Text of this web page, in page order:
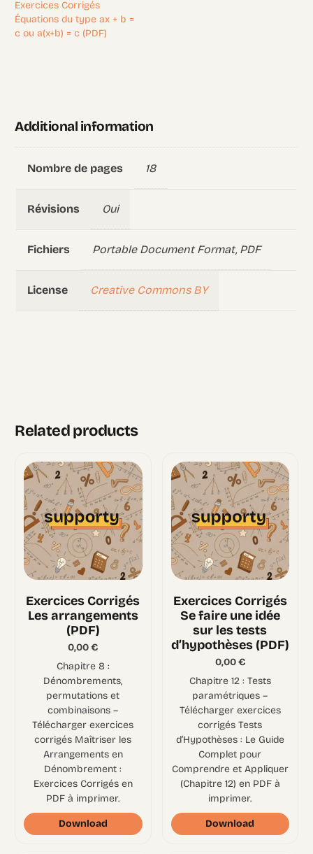
Exercices Corrigés
Équations du type ax + b =
c ou a(x+b) = c (PDF)
Additional information
Nombre de pages 18
Révisions Oui
Fichiers Portable Document Format, PDF
License Creative Commons BY
Related products
Exercices Corrigés
Les arrangements
(PDF)
0,00€
Chapitre 8 :
Dénombrements,
permutations et
combinaisons –
Télécharger exercices
corrigés Maîtriser les
Arrangements en
Dénombrement :
Exercices Corrigés en
PDF à imprimer.
Download
Exercices Corrigés
Se faire une idée
sur les tests
d’hypothèses (PDF)
0,00€
Chapitre 12 : Tests
paramétriques –
Télécharger exercices
corrigés Tests
d’Hypothèses : Le Guide
Complet pour
Comprendre et Appliquer
(Chapitre 12) en PDF à
imprimer.
Download